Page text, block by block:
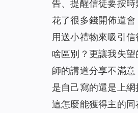
告、提醒信徒要按
花了很多錢開佈道
用送小禮物來吸引
啥區別？更讓我失
師的講道分享不滿
是自己寫的還是上
這怎麼能獲得主的